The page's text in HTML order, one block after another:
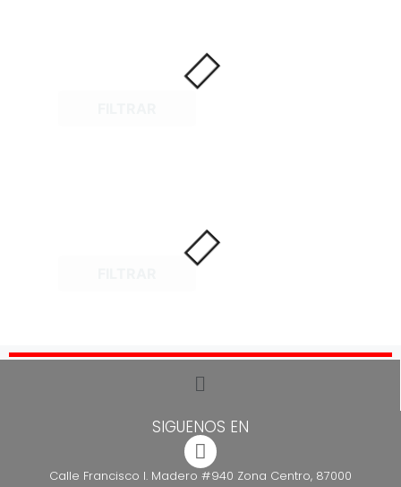
SIGUENOS EN
Calle Francisco I. Madero #940 Zona Centro, 87000